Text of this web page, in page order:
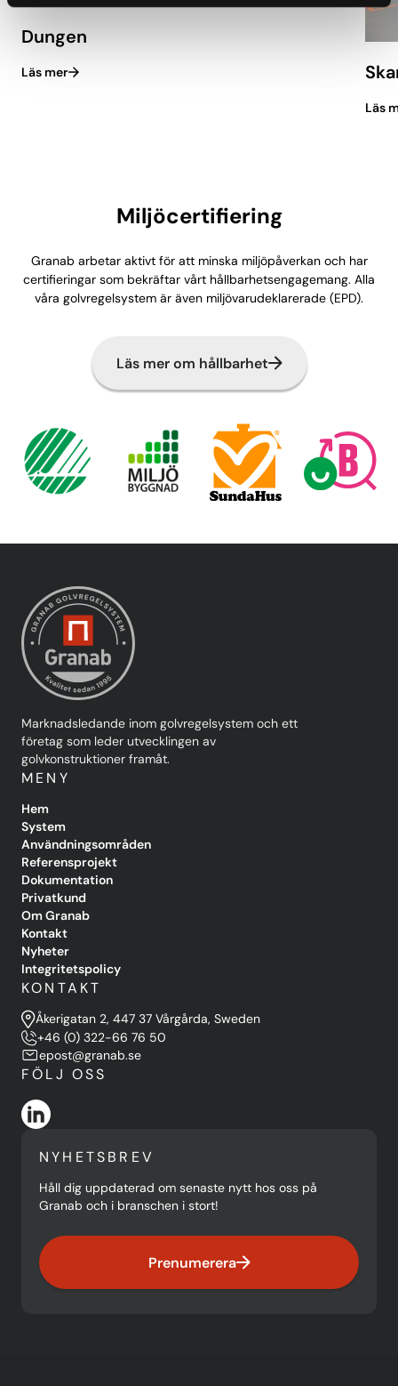
Dungen
Läs mer
Läs
Miljöcertifiering
Granab arbetar aktivt för att minska miljöpåverkan och har
certifieringar som bekräftar vårt hållbarhetsengagemang. Alla
våra golvregelsystem är även miljövarudeklarerade (EPD).
Läs mer om hållbarhet
Marknadsledande inom golvregelsystem och ett
företag som leder utvecklingen av
golvkonstruktioner framåt.
MENY
Hem
System
Användningsområden
Referensprojekt
Dokumentation
Privatkund
Om Granab
Kontakt
Nyheter
Integritetspolicy
KONTAKT
Åkerigatan 2, 447 37 Vårgårda, Sweden
+46 (0) 322-66 76 50
epost@granab.se
FÖLJ OSS
NYHETSBREV
Håll dig uppdaterad om senaste nytt hos oss på
Granab och i branschen i stort!
Prenumerera